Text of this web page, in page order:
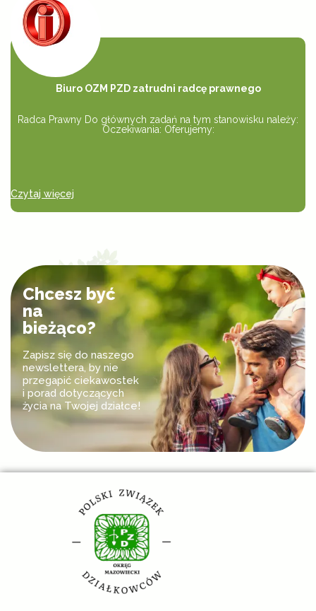
Biuro OZM PZD zatrudni radcę prawnego
Radca Prawny Do głównych zadań na tym stanowisku należy:
Oczekiwania: Oferujemy:
Czytaj więcej
Chcesz być
na
bieżąco?
Zapisz się do naszego
newslettera, by nie
przegapić ciekawostek
i porad dotyczących
życia na Twojej działce!